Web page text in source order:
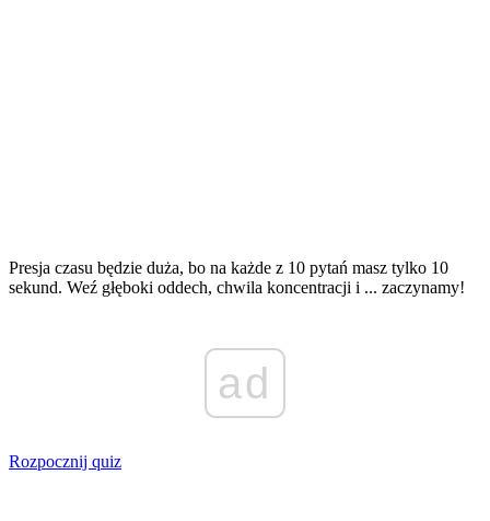
Presja czasu będzie duża, bo na każde z 10 pytań masz tylko 10
sekund. Weź głęboki oddech, chwila koncentracji i ... zaczynamy!
ad
Rozpocznij quiz